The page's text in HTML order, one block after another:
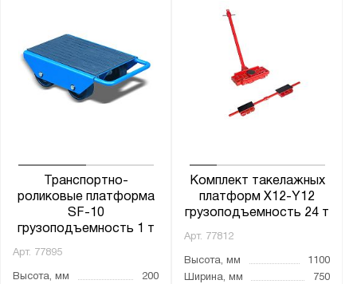
Транспортно-
роликовые платформа
SF-10
грузоподъемность 1 т
Арт. 77895
Высота, мм
200
Комплект такелажных
платформ X12-Y12
грузоподъемность 24 т
Арт. 77812
Высота, мм
1100
Ширина, мм
750
Высота ручки, мм:
до
Россия
Производитель:
Стелла-Техник
Серия: